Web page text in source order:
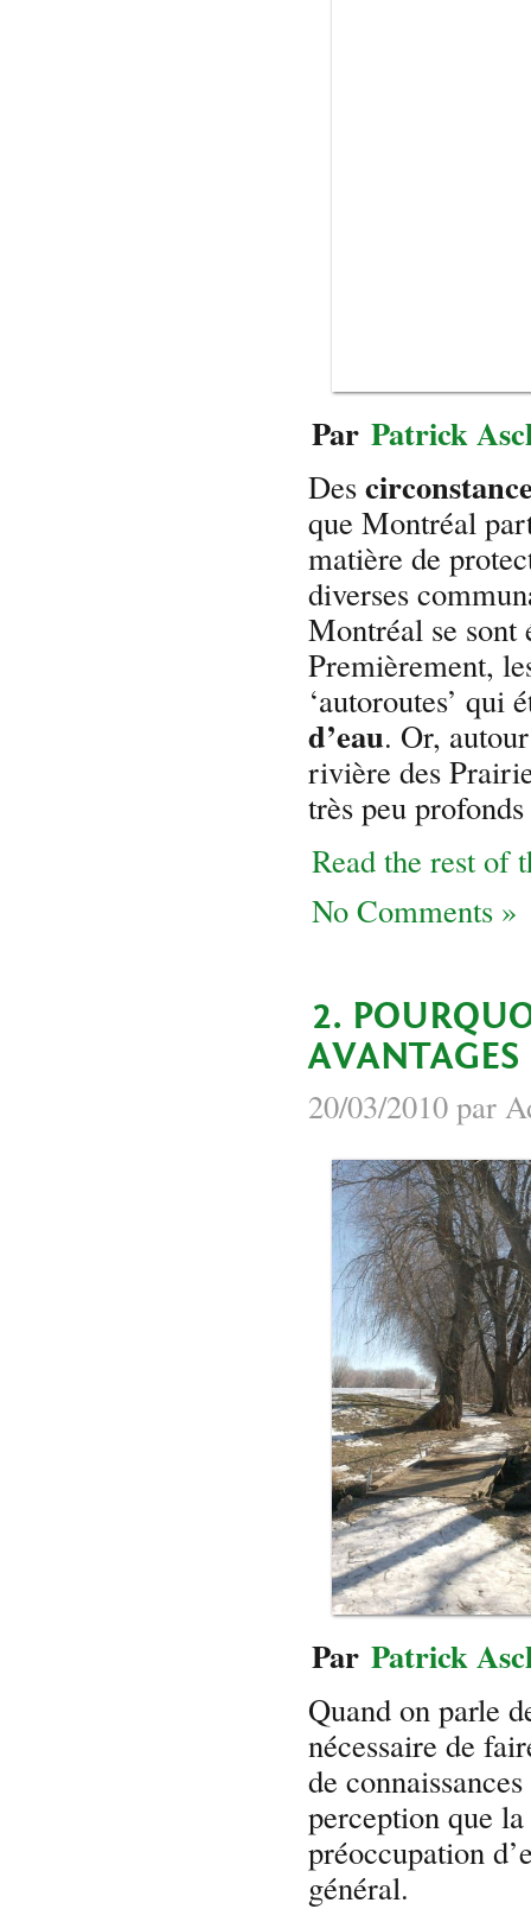
Par Patrick
Des
que Montréal
matière de
diverses
Montréal se sont
Premièrement,
‘autoroutes’ qui
d’eau. Or,
rivière des
très peu
Read the rest of
No Comments »
2.
AVANTAGES
20/03/2010 par
Par Patrick
Quand on parle
nécessaire de
de
perception que
préoccupation
général.